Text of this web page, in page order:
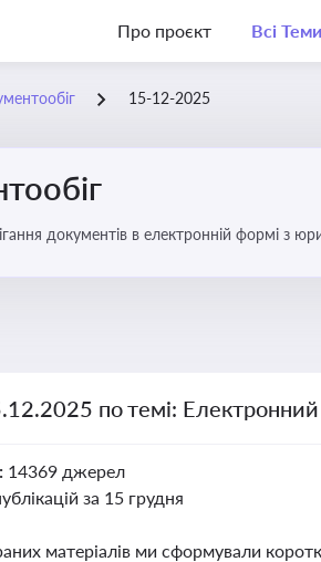
Про проєкт Всі Теми
15-12-2025
документів в електронній формі з
по темі:
14369 джерел
за 15 грудня
матеріалів ми сформували